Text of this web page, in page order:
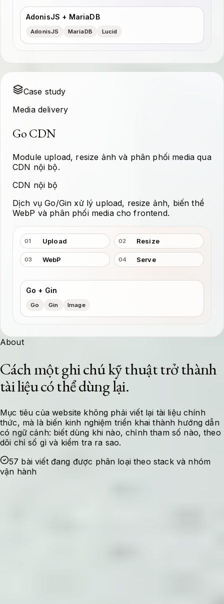
AdonisJS + MariaDB
AdonisJS MariaDB Lucid
Case study
Media delivery
Go CDN
Module upload, resize ảnh và phân phối media qua
CDN nội bộ.
CDN nội bộ
Dịch vụ Go/Gin xử lý upload, resize ảnh, biến thể
WebP và phân phối media cho frontend.
01 Upload 02 Resize
03 WebP 04 Serve
Go + Gin
Go Gin Image
About
Cách một ghi chú kỹ thuật trở thành
tài liệu có thể dùng lại.
Mục tiêu của website không phải viết lại tài liệu chính
thức, mà là biến kinh nghiệm triển khai thành hướng dẫn
có ngữ cảnh: biết dùng khi nào, chỉnh tham số nào, theo
dõi chỉ số gì và kiểm tra ra sao.
57 bài viết đang được phân loại theo stack và nhóm
vận hành